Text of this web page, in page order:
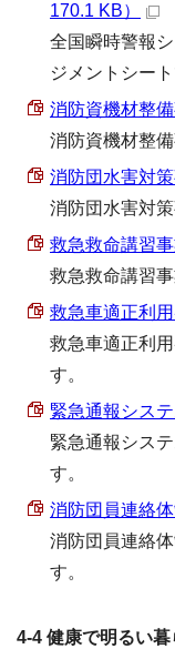
170.1 KB）
全国瞬時警報
ジメントシート
消防資機材整
消防資機材整
消防団水害対
消防団水害対
救急救命講習
救急救命講習
救急車適正利
救急車適正利
す。
緊急通報シス
緊急通報シス
す。
消防団員連絡
消防団員連絡
す。
4-4 健康で明るい暮